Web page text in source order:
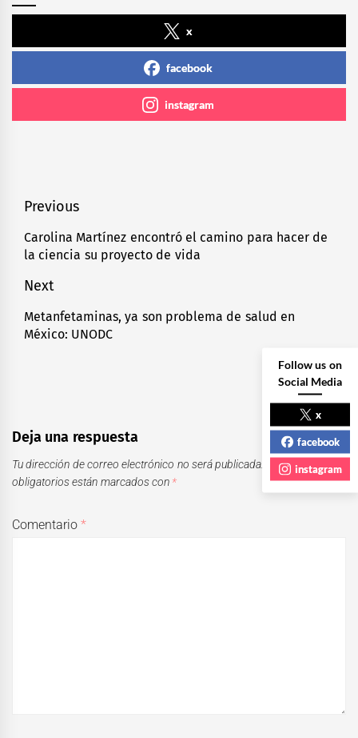
x
facebook
instagram
Navegación
de
entradas
Previous
Previous
post:
Carolina Martínez encontró el camino para hacer de
la ciencia su proyecto de vida
Next
Next
post:
Metanfetaminas, ya son problema de salud en
México: UNODC
Deja una respuesta
Tu dirección de correo electrónico no será publicada.
Los campos
obligatorios están marcados con *
Comentario*
Follow us on
Social Media
x
facebook
instagram